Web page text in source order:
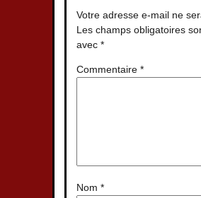
Votre adresse e-mail ne
Les champs obligatoires
avec *
Commentaire *
Nom *